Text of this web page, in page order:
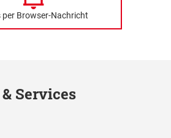
per Browser-Nachricht
Services